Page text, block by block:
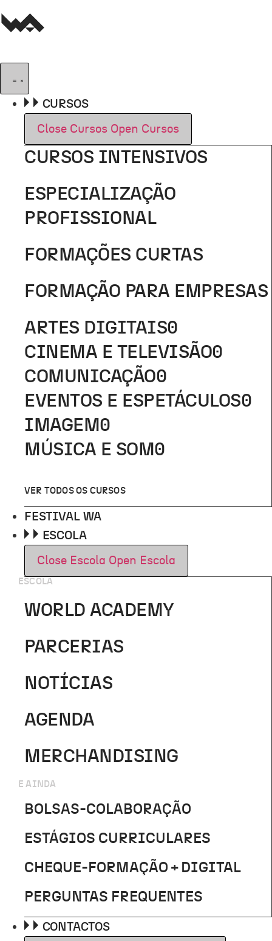
para
conteúdo
CURSOS
Close Cursos Open Cursos
CURSOS INTENSIVOS
ESPECIALIZAÇÃO
PROFISSIONAL
FORMAÇÕES CURTAS
FORMAÇÃO PARA EMPRESAS
ARTES DIGITAIS0
CINEMA E TELEVISÃO0
COMUNICAÇÃO0
EVENTOS E ESPETÁCULOS0
IMAGEM 0
MÚSICA E SOM 0
VER TODOS OS CURSOS
FESTIVAL WA
ESCOLA
Close Escola Open Escola
ESCOLA
WORLD ACADEMY
PARCERIAS
NOTÍCIAS
AGENDA
MERCHANDISING
E AINDA
BOLSAS-COLABORAÇÃO
ESTÁGIOS CURRICULARES
CHEQUE-FORMAÇÃO + DIGITAL
PERGUNTAS FREQUENTES
CONTACTOS